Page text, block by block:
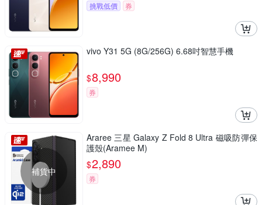
挑戰低價 券
vivo Y31 5G (8G/256G) 6.68吋智慧手機
$8,990
券
補貨中
Araree 三星 Galaxy Z Fold 8 Ultra 磁吸防彈保
護殼(Aramee M)
$2,890
券